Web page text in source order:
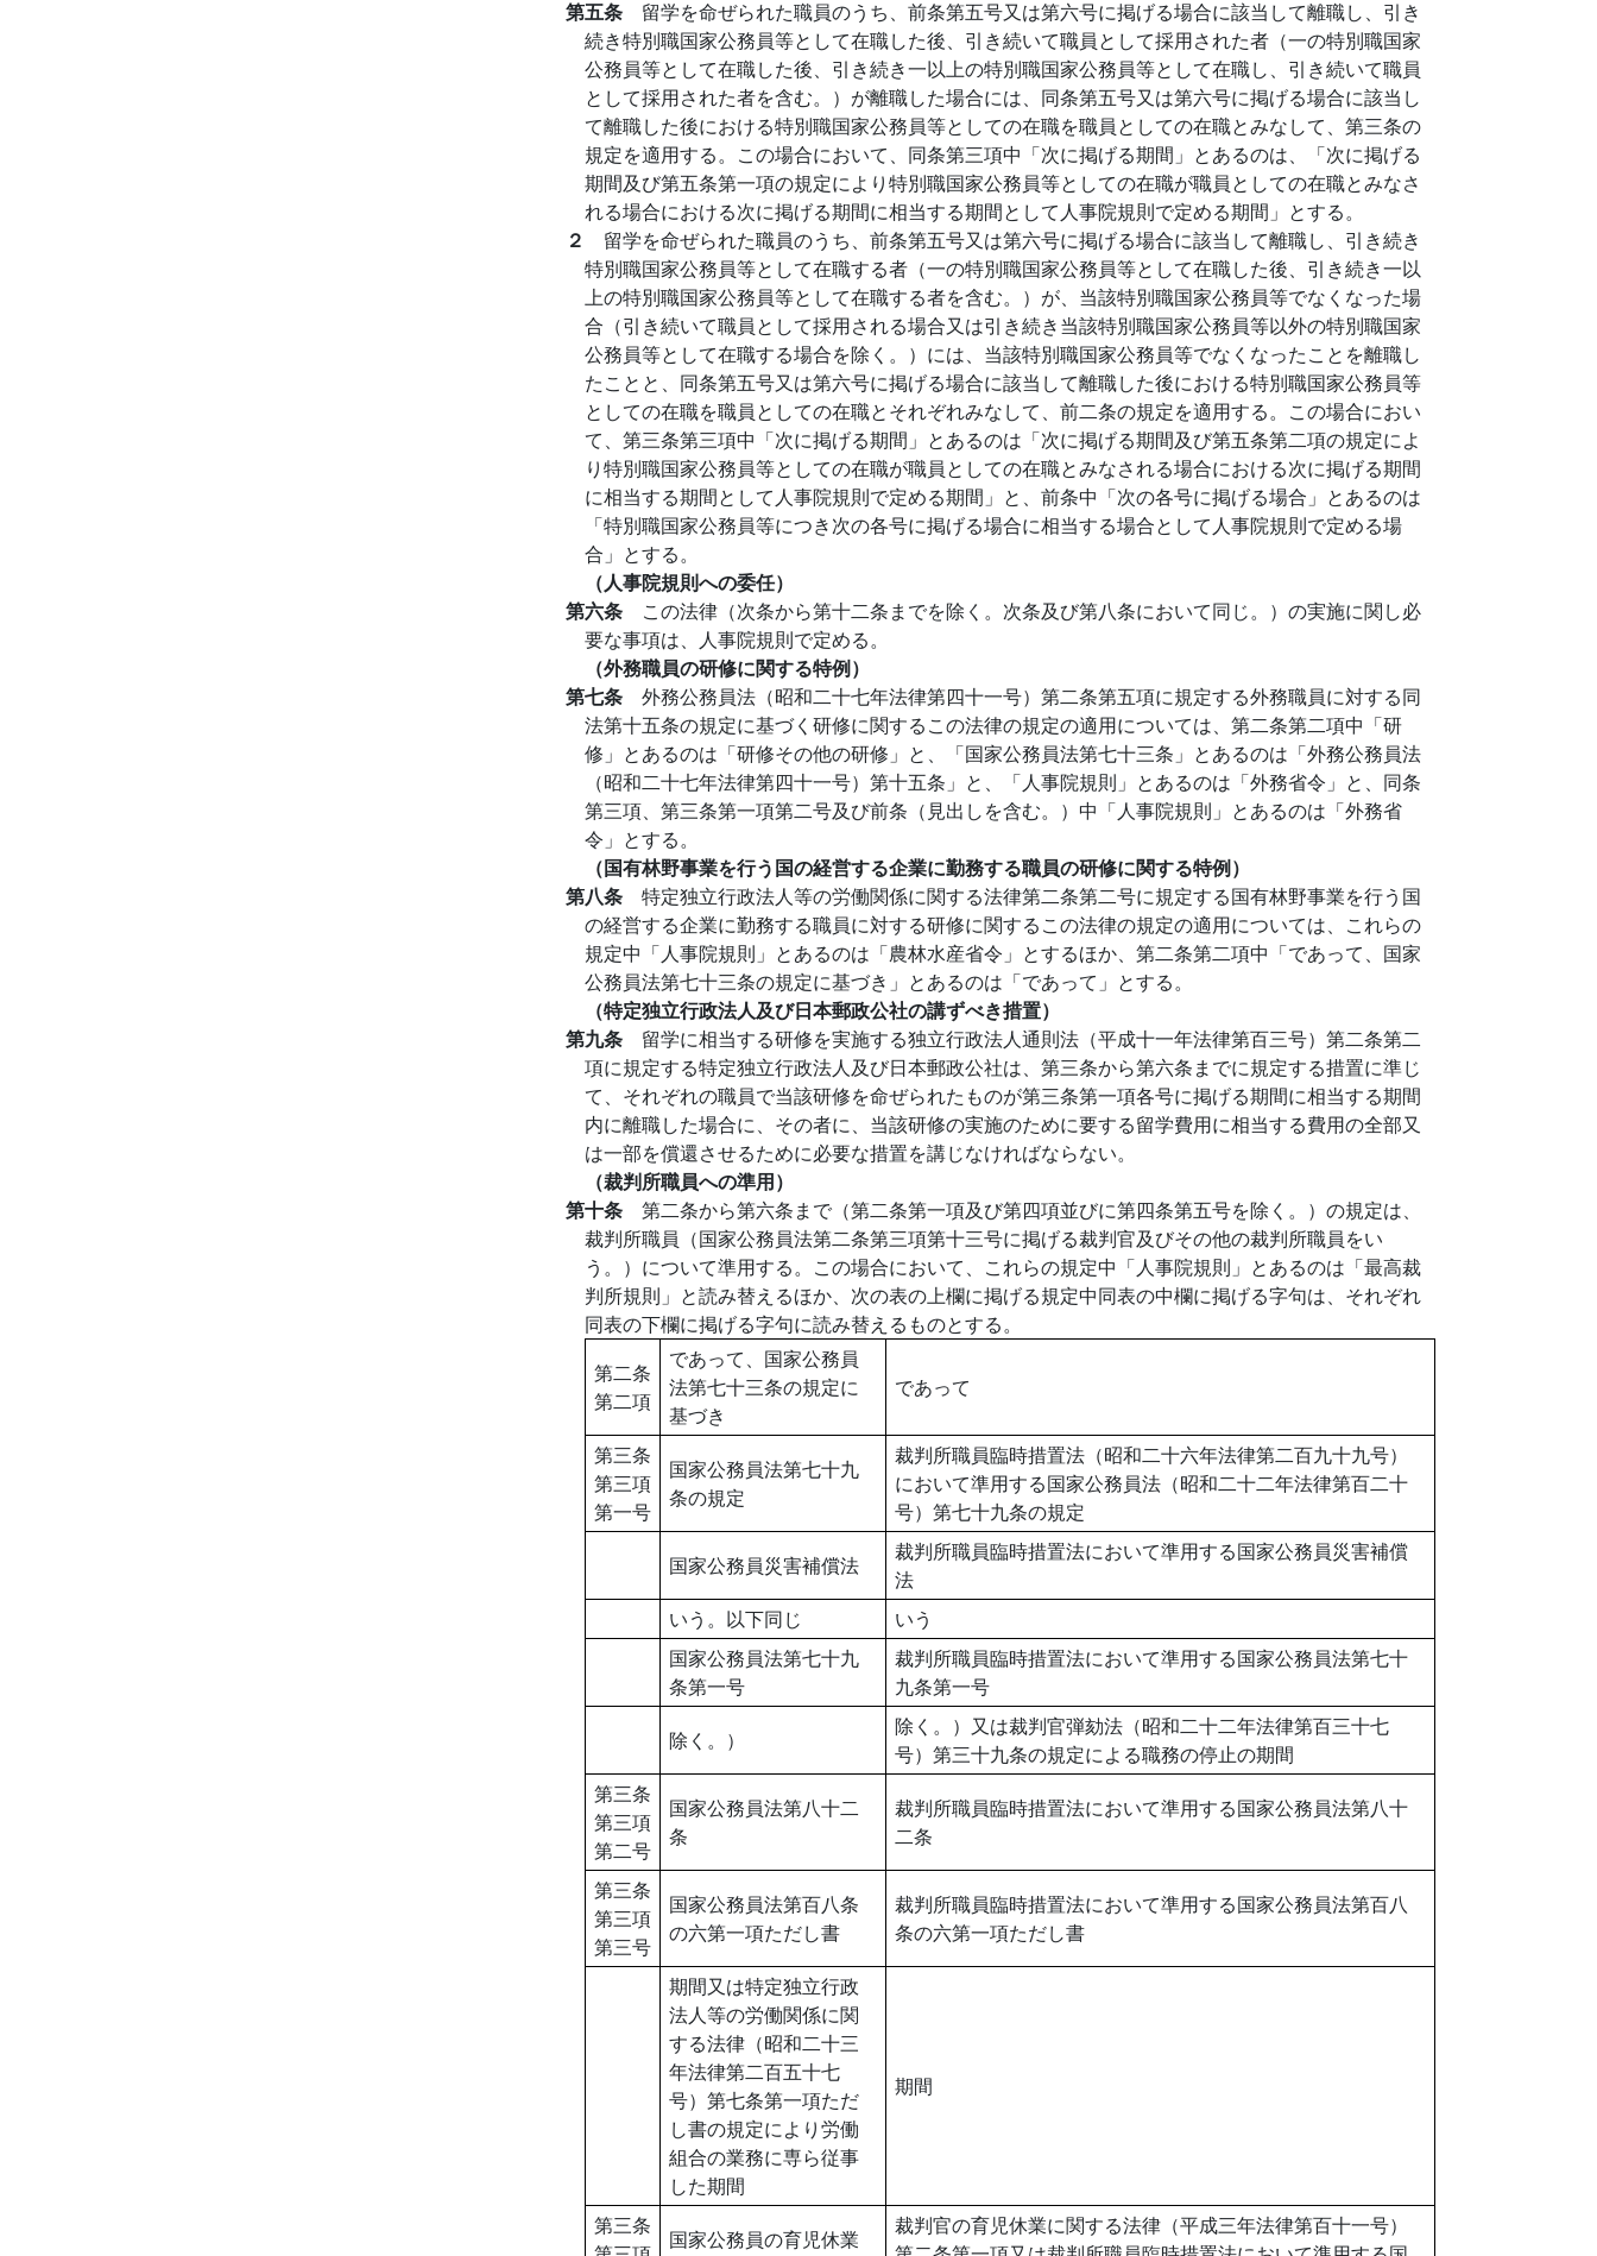
第五条 留学を命ぜられた職員のうち、前条第五号又は第六号に掲げる場合に該当して離職し、引き
続き特別職国家公務員等として在職した後、引き続いて職員として採用された者（一の特別職国家
公務員等として在職した後、引き続き一以上の特別職国家公務員等として在職し、引き続いて職員
として採用された者を含む。）が離職した場合には、同条第五号又は第六号に掲げる場合に該当し
て離職した後における特別職国家公務員等としての在職を職員としての在職とみなして、第三条の
規定を適用する。この場合において、同条第三項中「次に掲げる期間」とあるのは、「次に掲げる
期間及び第五条第一項の規定により特別職国家公務員等としての在職が職員としての在職とみなさ
れる場合における次に掲げる期間に相当する期間として人事院規則で定める期間」とする。
２ 留学を命ぜられた職員のうち、前条第五号又は第六号に掲げる場合に該当して離職し、引き続き
特別職国家公務員等として在職する者（一の特別職国家公務員等として在職した後、引き続き一以
上の特別職国家公務員等として在職する者を含む。）が、当該特別職国家公務員等でなくなった場
合（引き続いて職員として採用される場合又は引き続き当該特別職国家公務員等以外の特別職国家
公務員等として在職する場合を除く。）には、当該特別職国家公務員等でなくなったことを離職し
たことと、同条第五号又は第六号に掲げる場合に該当して離職した後における特別職国家公務員等
としての在職を職員としての在職とそれぞれみなして、前二条の規定を適用する。この場合におい
て、第三条第三項中「次に掲げる期間」とあるのは「次に掲げる期間及び第五条第二項の規定によ
り特別職国家公務員等としての在職が職員としての在職とみなされる場合における次に掲げる期間
に相当する期間として人事院規則で定める期間」と、前条中「次の各号に掲げる場合」とあるのは
「特別職国家公務員等につき次の各号に掲げる場合に相当する場合として人事院規則で定める場
合」とする。
（人事院規則への委任）
第六条 この法律（次条から第十二条までを除く。次条及び第八条において同じ。）の実施に関し必
要な事項は、人事院規則で定める。
（外務職員の研修に関する特例）
第七条 外務公務員法（昭和二十七年法律第四十一号）第二条第五項に規定する外務職員に対する同
法第十五条の規定に基づく研修に関するこの法律の規定の適用については、第二条第二項中「研
修」とあるのは「研修その他の研修」と、「国家公務員法第七十三条」とあるのは「外務公務員法
（昭和二十七年法律第四十一号）第十五条」と、「人事院規則」とあるのは「外務省令」と、同条
第三項、第三条第一項第二号及び前条（見出しを含む。）中「人事院規則」とあるのは「外務省
令」とする。
（国有林野事業を行う国の経営する企業に勤務する職員の研修に関する特例）
第八条 特定独立行政法人等の労働関係に関する法律第二条第二号に規定する国有林野事業を行う国
の経営する企業に勤務する職員に対する研修に関するこの法律の規定の適用については、これらの
規定中「人事院規則」とあるのは「農林水産省令」とするほか、第二条第二項中「であって、国家
公務員法第七十三条の規定に基づき」とあるのは「であって」とする。
（特定独立行政法人及び日本郵政公社の講ずべき措置）
第九条 留学に相当する研修を実施する独立行政法人通則法（平成十一年法律第百三号）第二条第二
項に規定する特定独立行政法人及び日本郵政公社は、第三条から第六条までに規定する措置に準じ
て、それぞれの職員で当該研修を命ぜられたものが第三条第一項各号に掲げる期間に相当する期間
内に離職した場合に、その者に、当該研修の実施のために要する留学費用に相当する費用の全部又
は一部を償還させるために必要な措置を講じなければならない。
（裁判所職員への準用）
第十条 第二条から第六条まで（第二条第一項及び第四項並びに第四条第五号を除く。）の規定は、
裁判所職員（国家公務員法第二条第三項第十三号に掲げる裁判官及びその他の裁判所職員をい
う。）について準用する。この場合において、これらの規定中「人事院規則」とあるのは「最高裁
判所規則」と読み替えるほか、次の表の上欄に掲げる規定中同表の中欄に掲げる字句は、それぞれ
同表の下欄に掲げる字句に読み替えるものとする。
第二条
第二項
であって、国家公務員
法第七十三条の規定に
基づき
であって
第三条
第三項
第一号
国家公務員法第七十九
条の規定
裁判所職員臨時措置法（昭和二十六年法律第二百九十九号）
において準用する国家公務員法（昭和二十二年法律第百二十
号）第七十九条の規定
国家公務員災害補償法
裁判所職員臨時措置法において準用する国家公務員災害補償
法
いう。以下同じ
いう
国家公務員法第七十九
条第一号
裁判所職員臨時措置法において準用する国家公務員法第七十
九条第一号
除く。）
除く。）又は裁判官弾劾法（昭和二十二年法律第百三十七
号）第三十九条の規定による職務の停止の期間
第三条
第三項
第二号
国家公務員法第八十二
条
裁判所職員臨時措置法において準用する国家公務員法第八十
二条
第三条
第三項
第三号
国家公務員法第百八条
の六第一項ただし書
裁判所職員臨時措置法において準用する国家公務員法第百八
条の六第一項ただし書
期間又は特定独立行政
法人等の労働関係に関
する法律（昭和二十三
年法律第二百五十七
号）第七条第一項ただ
し書の規定により労働
組合の業務に専ら従事
した期間
期間
第三条
国家公務員の育児休業
裁判官の育児休業に関する法律（平成三年法律第百十一号）